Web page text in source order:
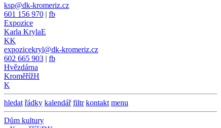
ksp@dk-kromeriz.cz
601 156 970 | fb
Expozice
Karla KrylaE
KK
expozicekryl@dk-kromeriz.cz
602 665 903 | fb
Hvězdárna
KroměřížH
K
hledat řádky kalendář filtr kontakt menu
Dům kultury